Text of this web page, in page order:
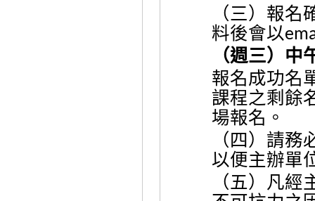
（三）報
料後會以
（週三）中
報名成功名
課程之剩餘
場報名。
（四）請
以便主辦單
（五）凡